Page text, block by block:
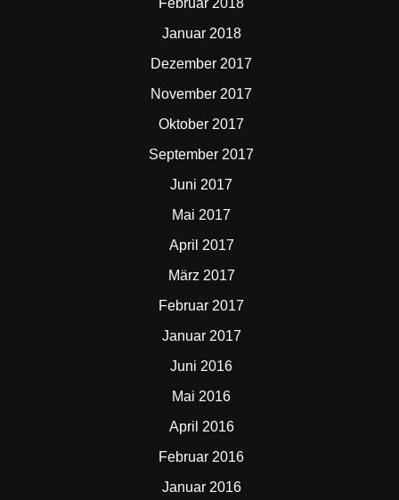
Februar 2018
Januar 2018
Dezember 2017
November 2017
Oktober 2017
September 2017
Juni 2017
Mai 2017
April 2017
März 2017
Februar 2017
Januar 2017
Juni 2016
Mai 2016
April 2016
Februar 2016
Januar 2016